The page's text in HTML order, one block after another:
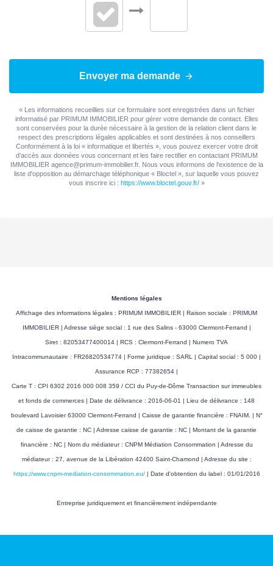
Envoyer ma demande
« Les informations recueillies sur ce formulaire sont enregistrées dans un fichier
informatisé par PRIMUM IMMOBILIER pour gérer votre demande de contact. Elles
sont conservées pour la durée nécessaire à la gestion de la relation client dans le
respect des prescriptions légales applicables et sont destinées à nos conseillers
Conformément à la loi « informatique et libertés », vous pouvez exercer votre droit
d'accès aux données vous concernant et les faire rectifier en contactant PRIMUM
IMMOBILIER agence@primum-immobilier.fr. Nous vous informons de l'existence de la
liste d'opposition au démarchage téléphonique « Bloctel », sur laquelle vous pouvez
vous inscrire ici : https://www.bloctel.gouv.fr/»
Mentions légales
Affichage des informations légales : PRIMUM IMMOBILIER | Raison sociale : PRIMUM
IMMOBILIER | Adresse siège social : 1 rue des Salins - 63000 Clermont-Ferrand |
Siret : 82053477400014 | RCS : Clermont-Ferrand | Numero TVA
Intracommunautaire : FR26820534774 | Forme juridique : SARL | Capital social : 5 000 |
Assurance RCP : 77382654 |
Carte T : CPI 6302 2016 000 008 359 / CCI du Puy-de-Dôme Transaction sur immeubles
et fonds de commerces | Date de délivrance : 2016-06-01 | Lieu de délivrance : 148
boulevard Lavoisier 63000 Clermont-Ferrand | Caisse de garantie financière : FNAIM. | N°
de caisse de garantie : NC | Adresse caisse de garantie : NC | Montant de la garantie
financière : NC | Nom du médiateur : CNPM Médiation Consommation | Adresse du
médiateur : 27, avenue de la Libération 42400 Saint-Chamond | Adresse du site :
https://www.cnpm-mediation-consommation.eu/| Date d'obtention du label : 01/01/2016
Entreprise juridiquement et financièrement indépendante